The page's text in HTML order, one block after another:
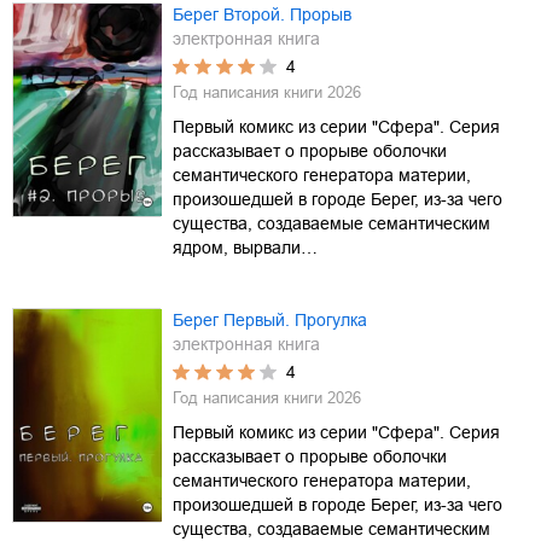
Берег Второй. Прорыв
электронная книга
4
Год написания книги 2026
Первый комикс из серии "Сфера". Серия
рассказывает о прорыве оболочки
семантического генератора материи,
произошедшей в городе Берег, из-за чего
существа, создаваемые семантическим
ядром, вырвали…
Берег Первый. Прогулка
электронная книга
4
Год написания книги 2026
Первый комикс из серии "Сфера". Серия
рассказывает о прорыве оболочки
семантического генератора материи,
произошедшей в городе Берег, из-за чего
существа, создаваемые семантическим